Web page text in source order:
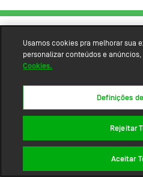
Usamos cookies pra melhorar sua
personalizar conteúdos e anúncios,
Cookies.
Definições
Rejeitar
Aceitar